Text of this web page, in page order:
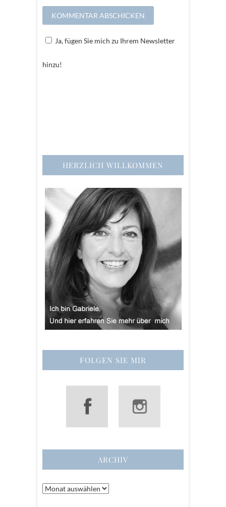
Ja, fügen Sie mich zu Ihrem Newsletter
hinzu!
HERZLICH WILLKOMMEN
FOLGEN SIE MIR
ARCHIV
Archiv